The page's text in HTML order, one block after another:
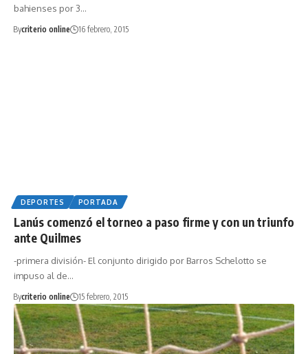
bahienses por 3…
Bycriterio online 16 febrero, 2015
DEPORTES PORTADA
Lanús comenzó el torneo a paso firme y con un triunfo
ante Quilmes
-primera división- El conjunto dirigido por Barros Schelotto se
impuso al de…
Bycriterio online 15 febrero, 2015